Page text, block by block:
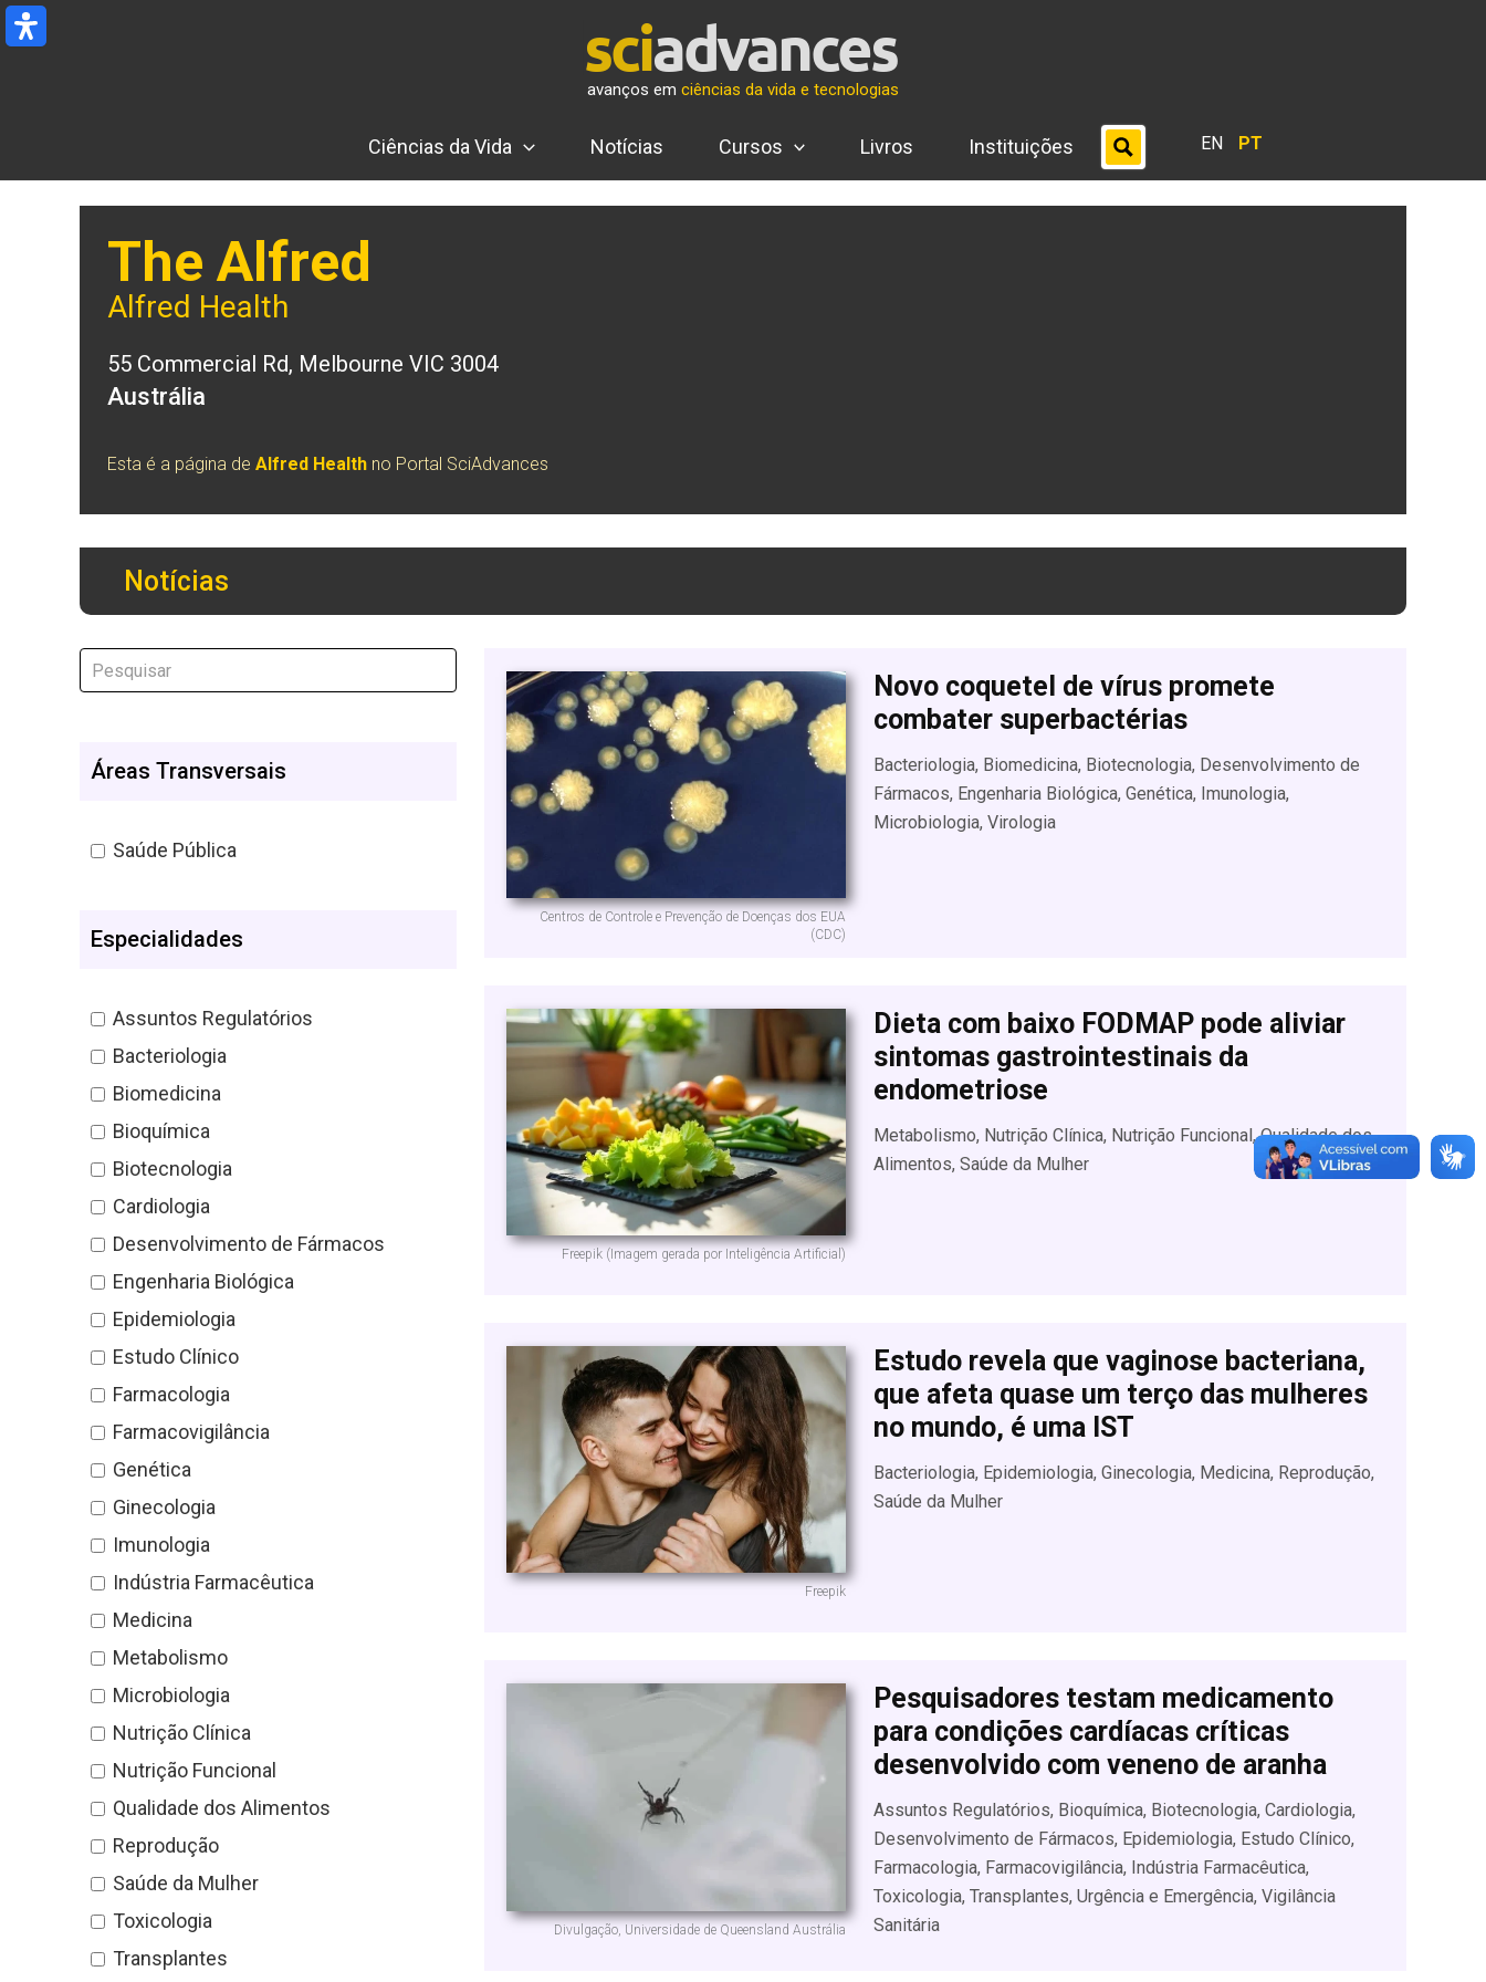
Ir
para
avanços em ciências da vida e tecnologias
Ciências da Vida Notícias Cursos Livros Instituições EN PT
The Alfred
Alfred Health
55 Commercial Rd, Melbourne VIC 3004
Austrália
Esta é a página de Alfred Health no Portal SciAdvances
Notícias
Áreas Transversais
Saúde Pública
Especialidades
Assuntos Regulatórios
Bacteriologia
Biomedicina
Bioquímica
Biotecnologia
Cardiologia
Desenvolvimento de Fármacos
Engenharia Biológica
Epidemiologia
Estudo Clínico
Farmacologia
Farmacovigilância
Genética
Ginecologia
Imunologia
Indústria Farmacêutica
Medicina
Metabolismo
Microbiologia
Nutrição Clínica
Nutrição Funcional
Qualidade dos Alimentos
Reprodução
Saúde da Mulher
Toxicologia
Transplantes
Centros de Controle e Prevenção de Doenças dos EUA
(CDC)
Novo coquetel de vírus promete
combater superbactérias
Bacteriologia, Biomedicina, Biotecnologia, Desenvolvimento de
Fármacos, Engenharia Biológica, Genética, Imunologia,
Microbiologia, Virologia
Freepik (Imagem gerada por Inteligência Artificial)
Dieta com baixo FODMAP pode aliviar
sintomas gastrointestinais da
endometriose
Metabolismo, Nutrição Clínica, Nutrição Funcional, Qualidade dos
Alimentos, Saúde da Mulher
Freepik
Estudo revela que vaginose bacteriana,
que afeta quase um terço das mulheres
no mundo, é uma IST
Bacteriologia, Epidemiologia, Ginecologia, Medicina, Reprodução,
Saúde da Mulher
Divulgação, Universidade de Queensland Austrália
Pesquisadores testam medicamento
para condições cardíacas críticas
desenvolvido com veneno de aranha
Assuntos Regulatórios, Bioquímica, Biotecnologia, Cardiologia,
Desenvolvimento de Fármacos, Epidemiologia, Estudo Clínico,
Farmacologia, Farmacovigilância, Indústria Farmacêutica,
Toxicologia, Transplantes, Urgência e Emergência, Vigilância
Sanitária